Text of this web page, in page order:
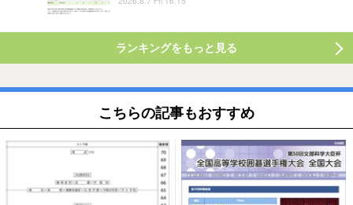
ランキングをもっと見る
こちらの記事もおすすめ